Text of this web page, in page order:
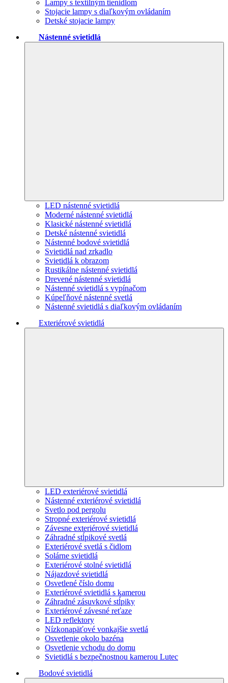
Lampy s textilným tienidlom
Stojacie lampy s diaľkovým ovládaním
Detské stojacie lampy
Nástenné svietidlá
LED nástenné svietidlá
Moderné nástenné svietidlá
Klasické nástenné svietidlá
Detské nástenné svietidlá
Nástenné bodové svietidlá
Svietidlá nad zrkadlo
Svietidlá k obrazom
Rustikálne nástenné svietidlá
Drevené nástenné svietidlá
Nástenné svietidlá s vypínačom
Kúpeľňové nástenné svetlá
Nástenné svietidlá s diaľkovým ovládaním
Exteriérové svietidlá
LED exteriérové svietidlá
Nástenné exteriérové svietidlá
Svetlo pod pergolu
Stropné exteriérové svietidlá
Závesne exteriérové svietidlá
Záhradné stĺpikové svetlá
Exteriérové svetlá s čidlom
Solárne svietidlá
Exteriérové stolné svietidlá
Nájazdové svietidlá
Osvetlené číslo domu
Exteriérové svietidlá s kamerou
Záhradné zásuvkové stĺpiky
Exteriérové závesné reťaze
LED reflektory
Nízkonapäťové vonkajšie svetlá
Osvetlenie okolo bazéna
Osvetlenie vchodu do domu
Svietidlá s bezpečnostnou kamerou Lutec
Bodové svietidlá